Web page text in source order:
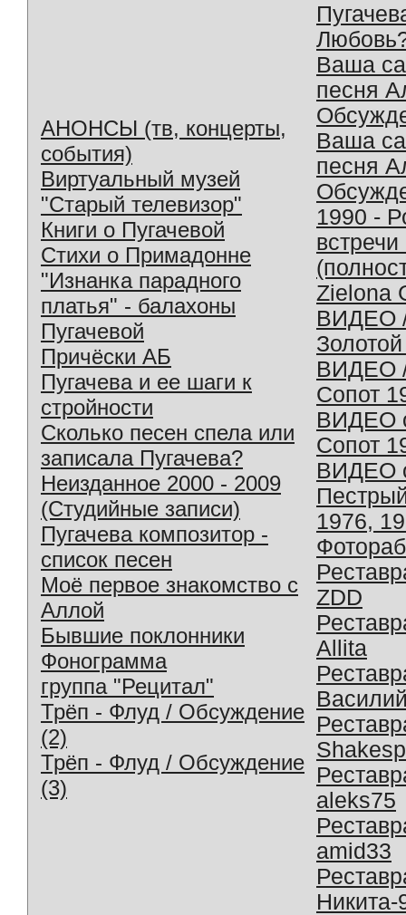
АНОНСЫ (тв, концерты,
события)
Виртуальный музей
"Старый телевизор"
Книги о Пугачевой
Стихи о Примадонне
"Изнанка парадного
платья" - балахоны
Пугачевой
Причёски АБ
Пугачева и ее шаги к
стройности
Сколько песен спела или
записала Пугачева?
Неизданное 2000 - 2009
(Студийные записи)
Пугачева композитор -
список песен
Моё первое знакомство с
Аллой
Бывшие поклонники
Фонограмма
группа "Рецитал"
Трёп - Флуд / Обсуждение
(2)
Трёп - Флуд / Обсуждение
(3)
Ваша
песня
Ваша
песня
1990 -
Zielona
ВИДЕО
ВИДЕО
Сопот
ВИДЕО
Сопот
ВИДЕО
1976,
ZDD
Allita
aleks75
amid33
Никита-